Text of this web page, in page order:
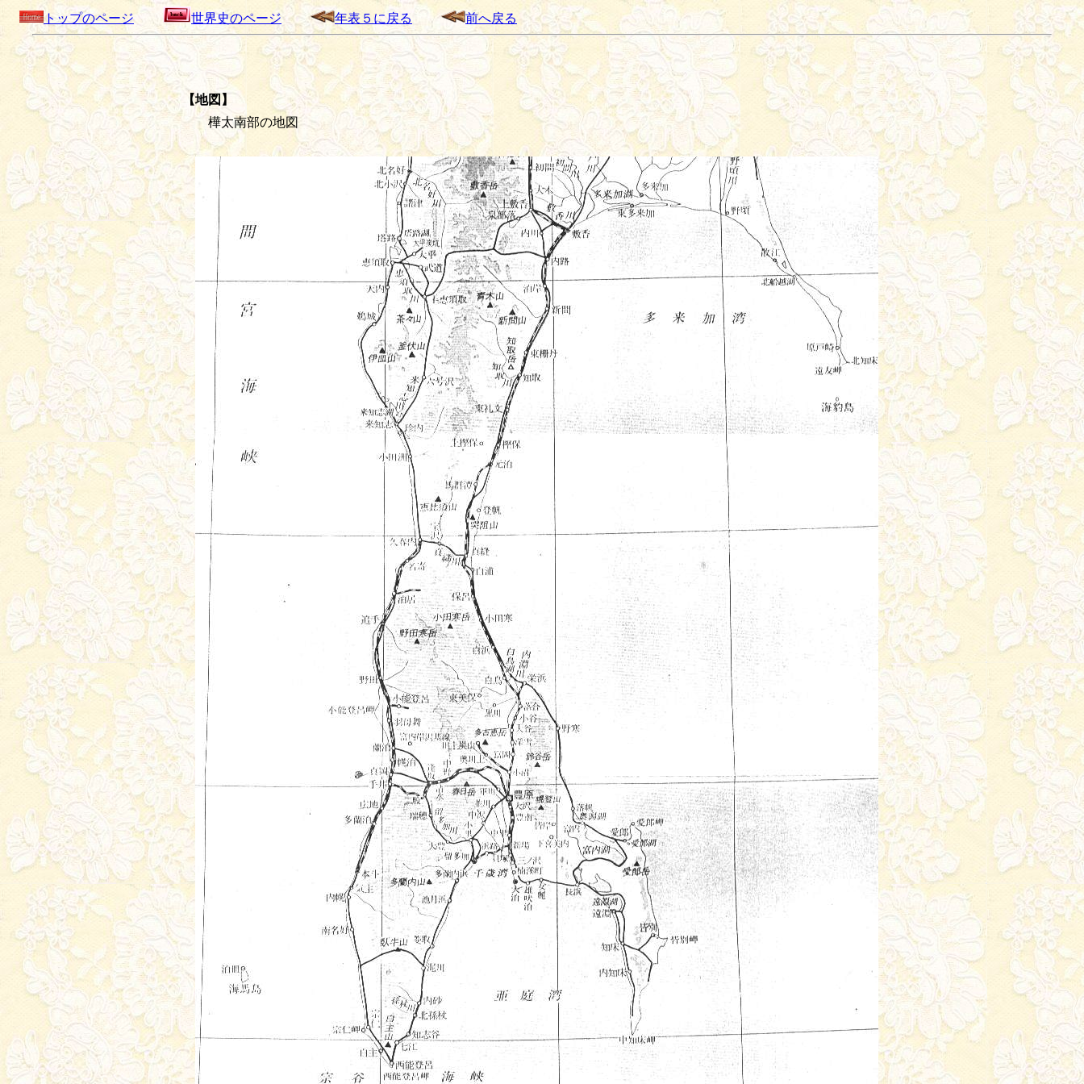
トップのページ 世界史のページ 年表５に戻る 前へ戻る
【地図】
樺太南部の地図